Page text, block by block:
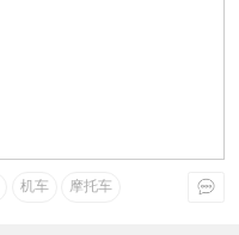
机车 摩托车